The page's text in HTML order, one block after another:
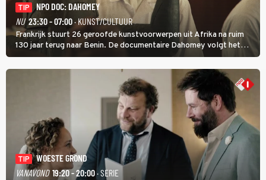
TIP
NPO DOC: DAHOMEY
NU 23:30 - 07:00· KUNST/CULTUUR
Frankrijk stuurt 26 geroofde kunstvoorwerpen uit Afrika na ruim
130 jaar terug naar Benin. De documentaire Dahomey volgt het
transport en toont de aankomst. Inwoners van Benin bespreken de
betekenis van de teruggave.
TIP
WOESTE GROND
VANAVOND 19:20 - 20:00· SERIE